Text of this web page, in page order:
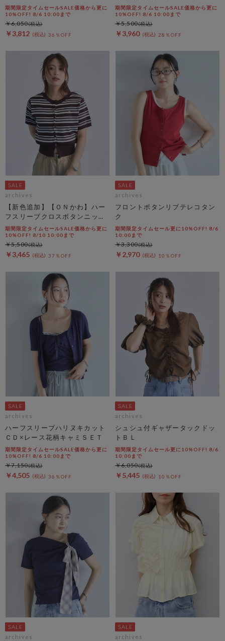
期間限定タイムセールSALE価格から更に
10%OFF! 8/6 10:00まで
￥3,812 36％OFF
￥6,050
ソートハーフスリーブケーブル
ニットカーディガン
期間限定タイムセールSALE価格から更に
10%OFF! 8/6 10:00まで
￥3,960 28％OFF
￥5,500
archives
【新色追加】【ＯＮかわ】ハー
フスリーブクロスボタンニット
カーディガン
期間限定タイムセールSALE価格から更に
10%OFF! 8/10 10:00まで
￥3,465 37％OFF
￥5,500
archives
フロントボタンリブテレコタン
ク
期間限定タイムセール更に10%OFF! 8/6
10:00まで
￥2,970 10％OFF
￥3,300
archives
ハーフスリーブハリヌキカット
ＣＤ×レース花柄キャミＳＥＴ
期間限定タイムセールSALE価格から更に
10%OFF! 8/6 10:00まで
￥4,505 36％OFF
￥7,150
archives
シュシュ付ギャザータックドッ
トＢＬ
期間限定タイムセール更に10%OFF! 8/6
10:00まで
￥5,445 10％OFF
￥6,050
archives archives